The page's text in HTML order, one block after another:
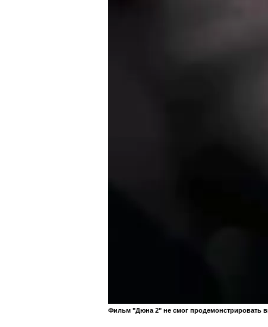
Фильм "Дюна 2" не смог продемонстрировать